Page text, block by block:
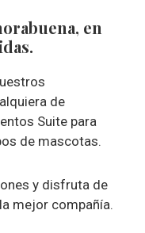
en
de
Suite para
de mascotas.
y disfruta de
mejor compañía.